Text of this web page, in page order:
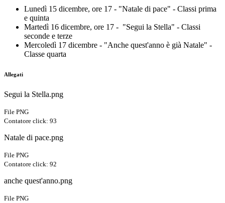
Lunedì 15 dicembre, ore 17 - "Natale di pace" - Classi prima
e quinta
Martedì 16 dicembre, ore 17 - "Segui la Stella" - Classi
seconde e terze
Mercoledì 17 dicembre - "Anche quest'anno è già Natale" -
Classe quarta
Allegati
Segui la Stella.png
File PNG
Contatore click: 93
Natale di pace.png
File PNG
Contatore click: 92
anche quest'anno.png
File PNG